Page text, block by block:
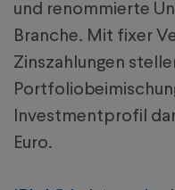
und renommierte
Branche. Mit fixer
Zinszahlungen
Investmentprofil dar
Euro.